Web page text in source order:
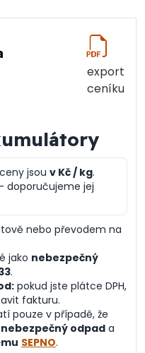
export
ceníku
jsou v Kč / kg.
doporučujeme jej
nebo převodem na
jako nebezpečný
.
pokud jste plátce DPH,
fakturu.
pouze v případě, že
nebezpečný odpad a
SEPNO.